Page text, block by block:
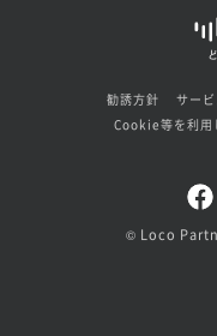
勧誘方針 サー
Cookie等を利用
© Loco